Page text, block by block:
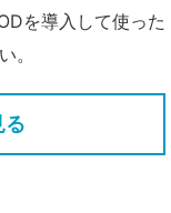
を導入して使った
。
る